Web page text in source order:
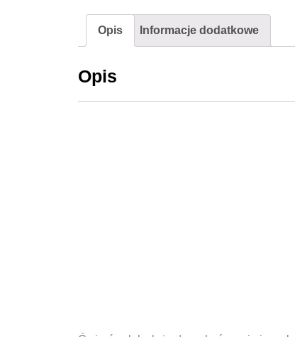
Opis Informacje dodatkowe
Opis